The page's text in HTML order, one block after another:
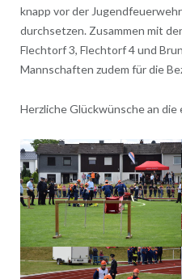
knapp vor der
durchsetzen. Zusammen mit
Flechtorf 3, Flechtorf 4 und
Mannschaften zudem für die
Herzliche Glückwünsche an